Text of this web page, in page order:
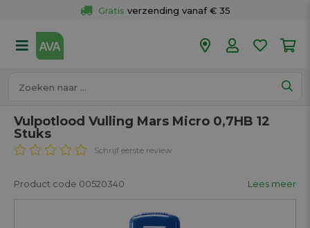
Gratis verzending vanaf € 35
50 winkels
Vulpotlood Vulling Mars Micro 0,7HB 12
Stuks
Schrijf eerste review
Product code 00520340 Lees meer